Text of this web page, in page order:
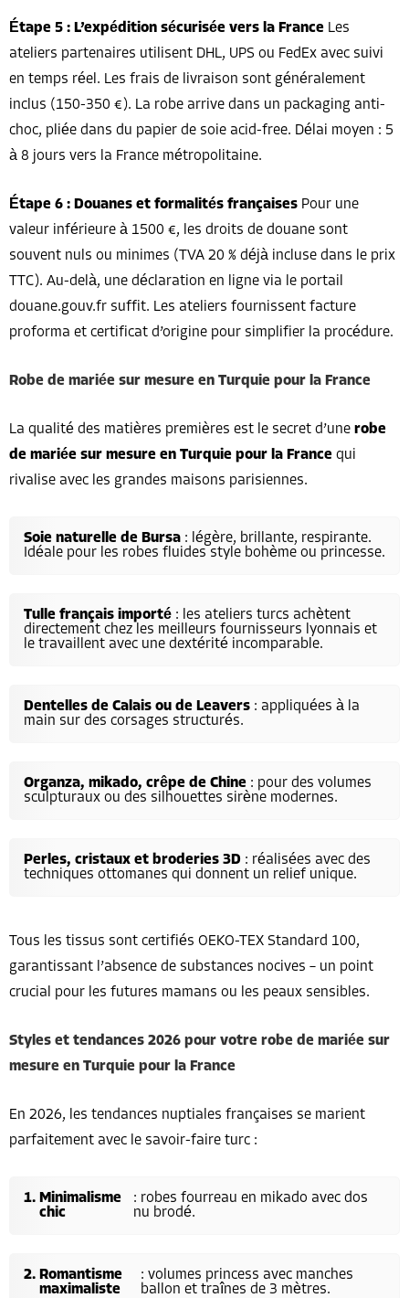
Étape 5 : L’expédition sécurisée vers la France Les
ateliers partenaires utilisent DHL, UPS ou FedEx avec suivi
en temps réel. Les frais de livraison sont généralement
inclus (150-350 €). La robe arrive dans un packaging anti-
choc, pliée dans du papier de soie acid-free. Délai moyen : 5
à 8 jours vers la France métropolitaine.
Étape 6 : Douanes et formalités françaises Pour une
valeur inférieure à 1500 €, les droits de douane sont
souvent nuls ou minimes (TVA 20 % déjà incluse dans le prix
TTC). Au-delà, une déclaration en ligne via le portail
douane.gouv.fr suffit. Les ateliers fournissent facture
proforma et certificat d’origine pour simplifier la procédure.
Robe de mariée sur mesure en Turquie pour la France
La qualité des matières premières est le secret d’une robe
de mariée sur mesure en Turquie pour la France qui
rivalise avec les grandes maisons parisiennes.
Soie naturelle de Bursa : légère, brillante, respirante.
Idéale pour les robes fluides style bohème ou princesse.
Tulle français importé : les ateliers turcs achètent
directement chez les meilleurs fournisseurs lyonnais et
le travaillent avec une dextérité incomparable.
Dentelles de Calais ou de Leavers : appliquées à la
main sur des corsages structurés.
Organza, mikado, crêpe de Chine : pour des volumes
sculpturaux ou des silhouettes sirène modernes.
Perles, cristaux et broderies 3D : réalisées avec des
techniques ottomanes qui donnent un relief unique.
Tous les tissus sont certifiés OEKO-TEX Standard 100,
garantissant l’absence de substances nocives – un point
crucial pour les futures mamans ou les peaux sensibles.
Styles et tendances 2026 pour votre robe de mariée sur
mesure en Turquie pour la France
En 2026, les tendances nuptiales françaises se marient
parfaitement avec le savoir-faire turc :
Minimalisme
chic
: robes fourreau en mikado avec dos
nu brodé.
Romantisme
maximaliste
: volumes princess avec manches
ballon et traînes de 3 mètres.